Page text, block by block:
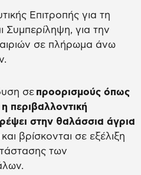
Επιτροπής για τη
Συμπερίληψη, για την
σε πλήρωμα άνω
σε προορισμούς όπως
περιβαλλοντική
στην θαλάσσια άγρια
και βρίσκονται σε εξέλιξη
των